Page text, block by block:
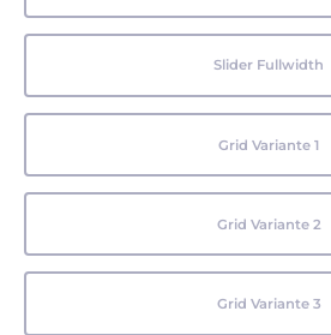
Slider Fullwidth
Grid Variante 1
Grid Variante 2
Grid Variante 3